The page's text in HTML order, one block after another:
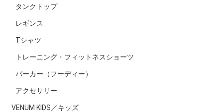
タンクトップ
レギンス
Tシャツ
トレーニング・フィットネスショーツ
パーカー（フーディー）
アクセサリー
VENUM KIDS／キッズ